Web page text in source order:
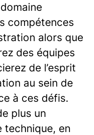
compétences
alors que
des équipes
de l’esprit
au sein de
à ces défis.
plus un
technique, en